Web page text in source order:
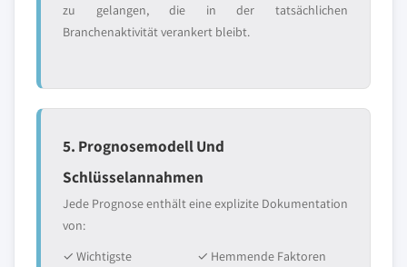
zu gelangen, die in der tatsächlichen
Branchenaktivität verankert bleibt.
5. Prognosemodell Und
Schlüsselannahmen
Jede Prognose enthält eine explizite Dokumentation
von:
✓ Wichtigste
✓ Hemmende Faktoren